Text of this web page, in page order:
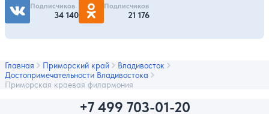
Подписчиков
34 140
Подписчиков
21 176
Главная Приморский край
Владивосток
Достопримечательности Владивостока
Приморская краевая филармония
+7 499 703-01-20